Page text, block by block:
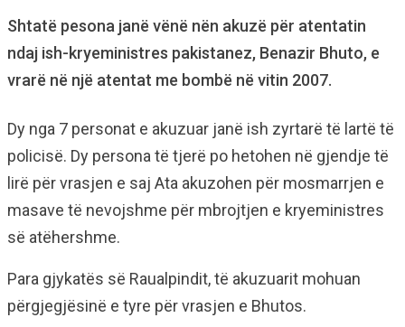
Shtatë pesona janë vënë nën akuzë për atentatin
ndaj ish-kryeministres pakistanez, Benazir Bhuto, e
vrarë në një atentat me bombë në vitin 2007.
Dy nga 7 personat e akuzuar janë ish zyrtarë të lartë të
policisë. Dy persona të tjerë po hetohen në gjendje të
lirë për vrasjen e saj Ata akuzohen për mosmarrjen e
masave të nevojshme për mbrojtjen e kryeministres
së atëhershme.
Para gjykatës së Raualpindit, të akuzuarit mohuan
përgjegjësinë e tyre për vrasjen e Bhutos.